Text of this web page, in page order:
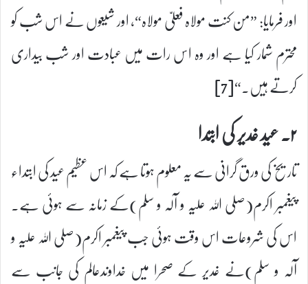
اور فرمایا: ”من کنت مولاہ فعلیّ مولاہ“، اور شیعوں نے اس شب کو
محترم شمار کیا ہے اور وہ اس رات میں عبادت اور شب بیداری
کرتے ہیں۔“[7]
۲۔ عید غدیر کی ابتدا
تاریخ کی ورق گرانی سے یہ معلوم ہوتا ہے کہ اس عظیم عید کی ابتداء
پیغمبر اکرم(صلی اللہ علیہ و آلہ و سلم)کے زمانہ سے ہوئی ہے۔
اس کی شروعات اس وقت ہوئی جب پیغمبر اکرم(صلی اللہ علیہ و
آلہ و سلم)نے غدیر کے صحرا میں خداوندعالم کی جانب سے